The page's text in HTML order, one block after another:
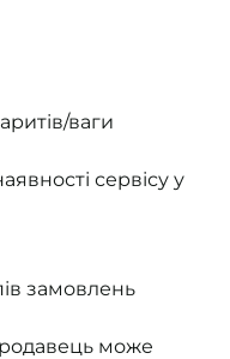
ваги
сервісу у
замовлень
може